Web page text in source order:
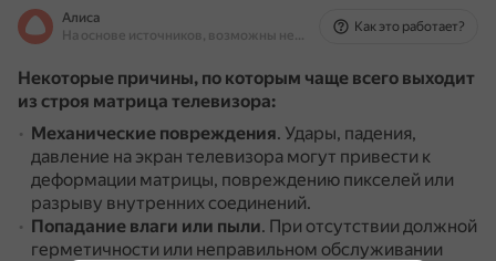
Алиса
На основе источников, возможны неточности
Как это работает?
Некоторые причины, по которым чаще всего выходит
из строя матрица телевизора:
Механические повреждения. Удары, падения,
давление на экран телевизора могут привести к
деформации матрицы, повреждению пикселей или
разрыву внутренних соединений.
Попадание влаги или пыли. При отсутствии должной
герметичности или неправильном обслуживании